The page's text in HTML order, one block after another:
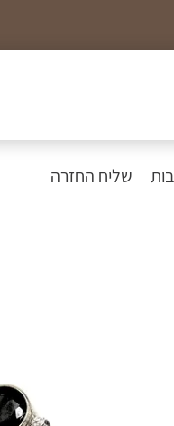
כל הצמידים,
שליח החזרה